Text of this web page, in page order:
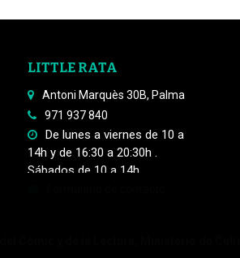
LITTLE RATA
Antoni Marquès 30B, Palma
971 937 840
De lunes a viernes de 10 a
14h y de 16:30 a 20:30h .
Sábados de 10 a 14h